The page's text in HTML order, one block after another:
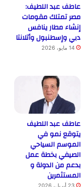
عاطف عبد اللطيف:
مصر تمتلك مقومات
إنشاء مطار ينافس
دبي وإسطنبول وأتلانتا
14 مايو، 2026
عاطف عبد اللطيف
يتوقع نمو في
الموسم السياحي
الصيفي بخطة عمل
بدعم من الدولة و
المستثمرين
23 أبريل، 2026